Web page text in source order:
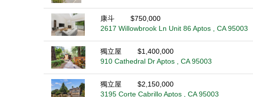
康斗
$750,000
2617 Willowbrook Ln Unit 86 Aptos , CA 95003
獨立屋
$1,400,000
910 Cathedral Dr Aptos , CA 95003
獨立屋
$2,150,000
3195 Corte Cabrillo Aptos , CA 95003